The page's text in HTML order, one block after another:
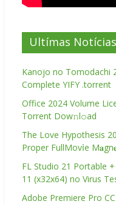
Ultímas Notícias
Kanojo no Tomodachi
Complete YIFY .torrent
Office 2024 Volume
Torrent Dow𝚗l𝚘аd
The Love Hypothesis
Proper FullMov𝗂e
FL Studio 21 Portable
11 (x32x64) no Virus
Adobe Premiere Pro